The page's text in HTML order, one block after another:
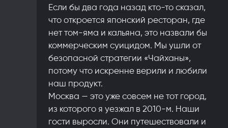
Если бы два года назад кто-то сказал,
что откроется японский ресторан, где
нет том-яма и кальяна, это назвали бы
коммерческим суицидом. Мы ушли от
безопасной стратегии «Чайханы»,
потому что искренне верили и любили
наш продукт.
Москва — это уже совсем не тот город,
из которого я уезжал в 2010-м. Наши
гости выросли. Они путешествовали и